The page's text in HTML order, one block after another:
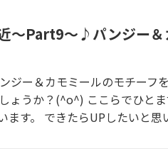
～Part9～♪パンジー＆
ジー＆カモミールのモチー
ょうか？(^o^) ここらでひと
ます。 できたらUPしたいと